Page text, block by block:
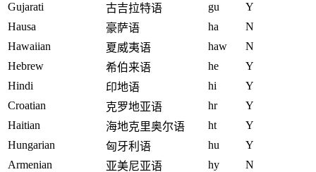
Gujarati
古吉拉特语 gu
Y
Hausa
豪萨语 ha
N
Hawaiian
夏威夷语 haw
N
Hebrew
希伯来语 he
Y
Hindi
印地语 hi
Y
Croatian
克罗地亚语 hr
Y
Haitian
海地克里奥尔语 ht
Y
Hungarian
匈牙利语 hu
Y
Armenian
亚美尼亚语 hy N